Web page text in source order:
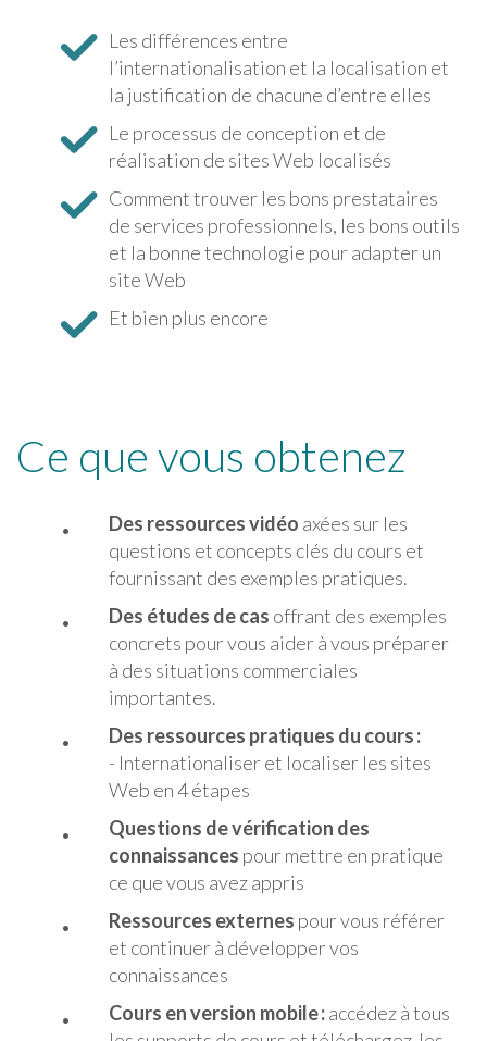
Les différences entre
l’internationalisation et la localisation et
la justification de chacune d’entre elles
Le processus de conception et de
réalisation de sites Web localisés
Comment trouver les bons prestataires
de services professionnels, les bons outils
et la bonne technologie pour adapter un
site Web
Et bien plus encore
Ce que vous obtenez
Des ressources vidéo axées sur les
questions et concepts clés du cours et
fournissant des exemples pratiques.
Des études de cas offrant des exemples
concrets pour vous aider à vous préparer
à des situations commerciales
importantes.
Des ressources pratiques du cours :
- Internationaliser et localiser les sites
Web en 4 étapes
Questions de vérification des
connaissances pour mettre en pratique
ce que vous avez appris
Ressources externes pour vous référer
et continuer à développer vos
connaissances
Cours en version mobile :accédez à tous